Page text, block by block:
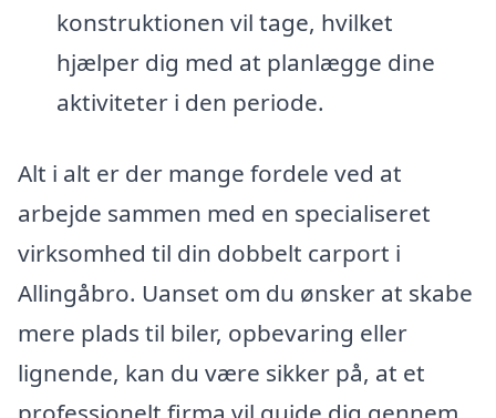
konstruktionen vil tage, hvilket
hjælper dig med at planlægge dine
aktiviteter i den periode.
Alt i alt er der mange fordele ved at
arbejde sammen med en specialiseret
virksomhed til din dobbelt carport i
Allingåbro. Uanset om du ønsker at skabe
mere plads til biler, opbevaring eller
lignende, kan du være sikker på, at et